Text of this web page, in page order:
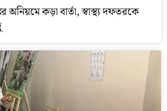
অনিয়মে কড়া বার্তা, স্বাস্থ্য দফতরকে